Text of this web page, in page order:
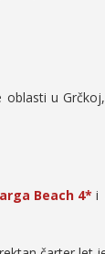
u
Beach 4* i